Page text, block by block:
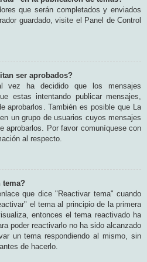
que serán completados y enviados
guardado, visite el Panel de Control
ser aprobados?
vez ha decidido que los mensajes
estas intentando publicar mensajes,
aprobarlos. También es posible que La
un grupo de usuarios cuyos mensajes
aprobarlos. Por favor comuníquese con
al respecto.
tema?
que dice "Reactivar tema" cuando
el tema al principio de la primera
entonces el tema reactivado ha
poder reactivarlo no ha sido alcanzado
un tema respondiendo al mismo, sin
de hacerlo.